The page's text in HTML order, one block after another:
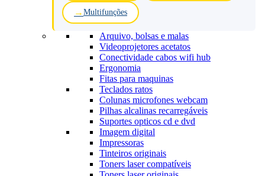
Multifunções
Arquivo, bolsas e malas
Videoprojetores acetatos
Conectividade cabos wifi hub
Ergonomia
Fitas para maquinas
Teclados ratos
Colunas microfones webcam
Pilhas alcalinas recarregáveis
Suportes opticos cd e dvd
Imagem digital
Impressoras
Tinteiros originais
Toners laser compatíveis